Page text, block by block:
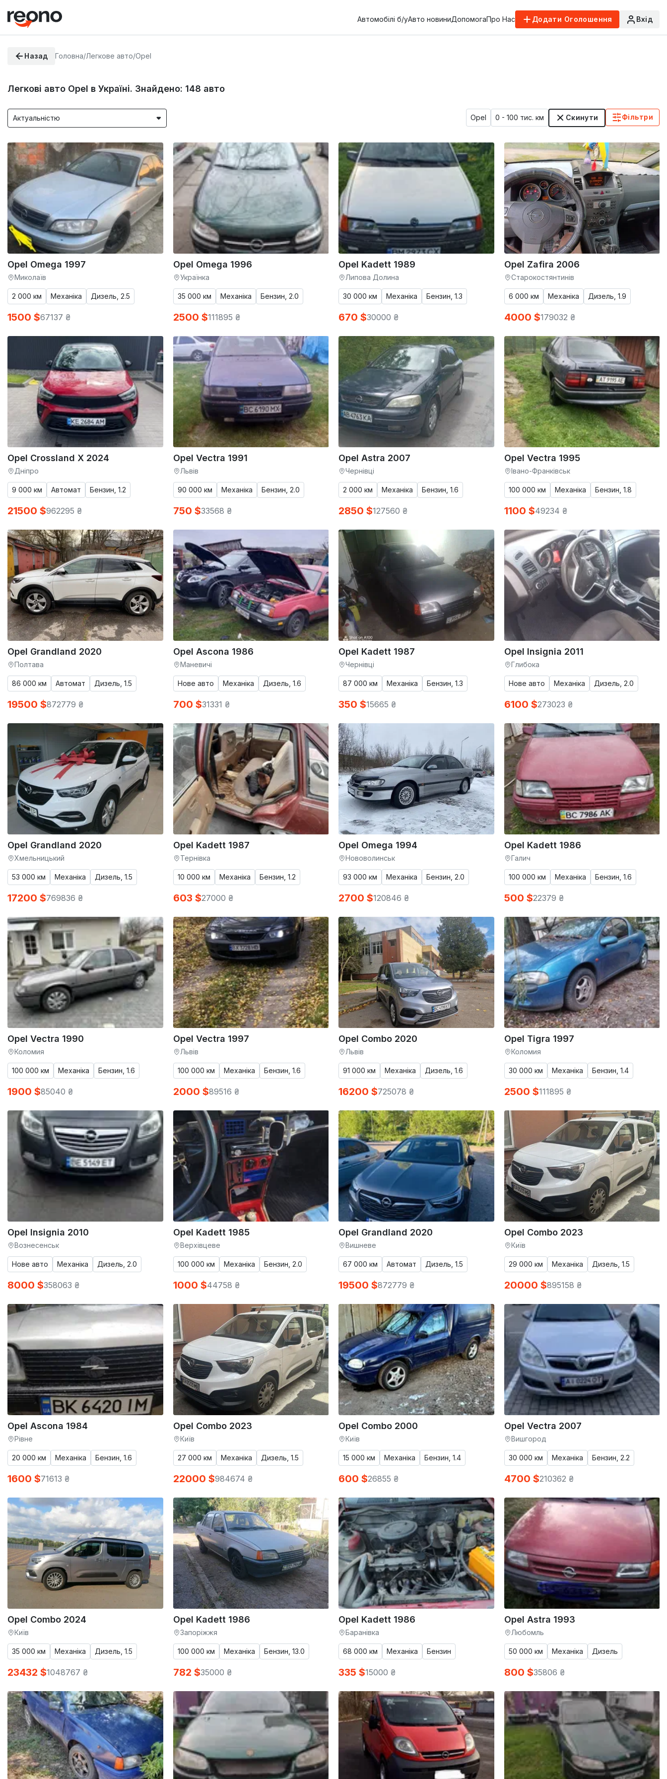
Автомобілі б/уАвто новиниДопомогаПро Нас Додати Оголошення Вхід
Назад Головна/Легкове авто/Opel
Легкові авто Opel в Україні. Знайдено: 148 авто
Актуальністю Opel 0 - 100 тис. км Скинути Фільтри
Opel Omega 1997
Миколаїв
2 000 км Механіка Дизель, 2.5
1500 $67137 ₴
Opel Omega 1996
Українка
35 000 км Механіка Бензин, 2.0
2500 $111895 ₴
Opel Kadett 1989
Липова Долина
30 000 км Механіка Бензин, 1.3
670 $30000 ₴
Opel Zafira 2006
Старокостянтинів
6 000 км Механіка Дизель, 1.9
4000 $179032 ₴
Opel Crossland X 2024
Дніпро
9 000 км Автомат Бензин, 1.2
21500 $962295 ₴
Opel Vectra 1991
Львів
90 000 км Механіка Бензин, 2.0
750 $33568 ₴
Opel Astra 2007
Чернівці
2 000 км Механіка Бензин, 1.6
2850 $127560 ₴
Opel Vectra 1995
Івано-Франківськ
100 000 км Механіка Бензин, 1.8
1100 $49234 ₴
Opel Grandland 2020
Полтава
86 000 км Автомат Дизель, 1.5
19500 $872779 ₴
Opel Ascona 1986
Маневичі
Нове авто Механіка Дизель, 1.6
700 $31331 ₴
Opel Kadett 1987
Чернівці
87 000 км Механіка Бензин, 1.3
350 $15665 ₴
Opel Insignia 2011
Глибока
Нове авто Механіка Дизель, 2.0
6100 $273023 ₴
Opel Grandland 2020
Хмельницький
53 000 км Механіка Дизель, 1.5
17200 $769836 ₴
Opel Kadett 1987
Тернівка
10 000 км Механіка Бензин, 1.2
603 $27000 ₴
Opel Omega 1994
Нововолинськ
93 000 км Механіка Бензин, 2.0
2700 $120846 ₴
Opel Kadett 1986
Галич
100 000 км Механіка Бензин, 1.6
500 $22379 ₴
Opel Vectra 1990
Коломия
100 000 км Механіка Бензин, 1.6
1900 $85040 ₴
Opel Vectra 1997
Львів
100 000 км Механіка Бензин, 1.6
2000 $89516 ₴
Opel Combo 2020
Львів
91 000 км Механіка Дизель, 1.6
16200 $725078 ₴
Opel Tigra 1997
Коломия
30 000 км Механіка Бензин, 1.4
2500 $111895 ₴
Opel Insignia 2010
Вознесенськ
Нове авто Механіка Дизель, 2.0
8000 $358063 ₴
Opel Kadett 1985
Верхівцеве
100 000 км Механіка Бензин, 2.0
1000 $44758 ₴
Opel Grandland 2020
Вишневе
67 000 км Автомат Дизель, 1.5
19500 $872779 ₴
Opel Combo 2023
Київ
29 000 км Механіка Дизель, 1.5
20000 $895158 ₴
Opel Ascona 1984
Рівне
20 000 км Механіка Бензин, 1.6
1600 $71613 ₴
Opel Combo 2023
Київ
27 000 км Механіка Дизель, 1.5
22000 $984674 ₴
Opel Combo 2000
Київ
15 000 км Механіка Бензин, 1.4
600 $26855 ₴
Opel Vectra 2007
Вишгород
30 000 км Механіка Бензин, 2.2
4700 $210362 ₴
Opel Combo 2024
Київ
35 000 км Механіка Дизель, 1.5
23432 $1048767 ₴
Opel Kadett 1986
Запоріжжя
100 000 км Механіка Бензин, 13.0
782 $35000 ₴
Opel Kadett 1986
Баранівка
68 000 км Механіка Бензин
335 $15000 ₴
Opel Astra 1993
Любомль
50 000 км Механіка Дизель
800 $35806 ₴